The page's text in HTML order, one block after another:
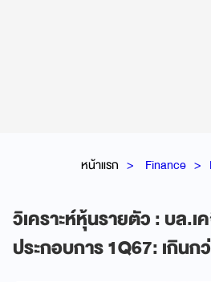
หน้าแรก Finance
วิเคราะห์หุ้นรายตัว : บล.เ
ประกอบการ 1Q67: เกิน